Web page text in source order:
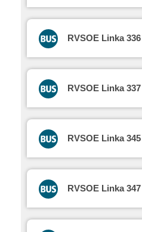
RVSOE Linka 336
RVSOE Linka 337
RVSOE Linka 345
RVSOE Linka 347